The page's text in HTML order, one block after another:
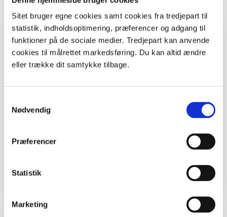
Sitet bruger egne cookies samt cookies fra tredjepart til
statistik, indholdsoptimering, præferencer og adgang til
funktioner på de sociale medier. Tredjepart kan anvende
cookies til målrettet markedsføring. Du kan altid ændre
eller trække dit samtykke tilbage.
Nødvendig
Præferencer
Statistik
Marketing
Hvem, hvad, hvor
Fag
Biologi, Fysik/Kemi,
Breddegrad